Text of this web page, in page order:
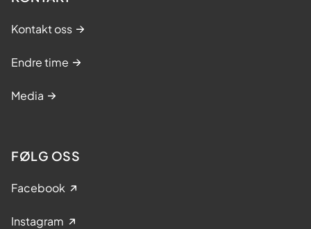
Kontakt oss
Endre time
Media
FØLG OSS
Facebook
Instagram